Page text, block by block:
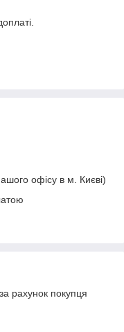
офісу в м. Києві)
рахунок покупця